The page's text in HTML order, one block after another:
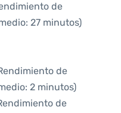
de
27 minutos)
de
2 minutos)
de